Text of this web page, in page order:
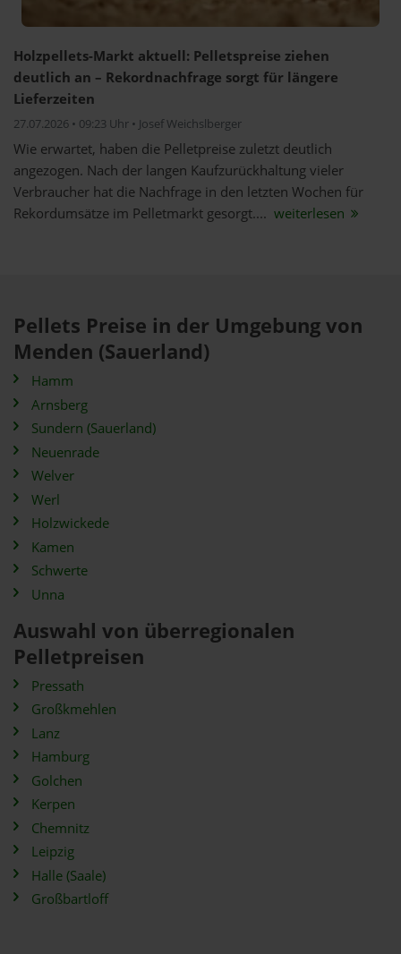
Holzpellets-Markt aktuell: Pelletspreise ziehen
deutlich an – Rekordnachfrage sorgt für längere
Lieferzeiten
27.07.2026 • 09:23 Uhr • Josef Weichslberger
Wie erwartet, haben die Pelletpreise zuletzt deutlich
angezogen. Nach der langen Kaufzurückhaltung vieler
Verbraucher hat die Nachfrage in den letzten Wochen für
Rekordumsätze im Pelletmarkt gesorgt.... weiterlesen
Pellets Preise in der Umgebung von
Menden (Sauerland)
Hamm
Arnsberg
Sundern (Sauerland)
Neuenrade
Welver
Werl
Holzwickede
Kamen
Schwerte
Unna
Auswahl von überregionalen
Pelletpreisen
Pressath
Großkmehlen
Lanz
Hamburg
Golchen
Kerpen
Chemnitz
Leipzig
Halle (Saale)
Großbartloff